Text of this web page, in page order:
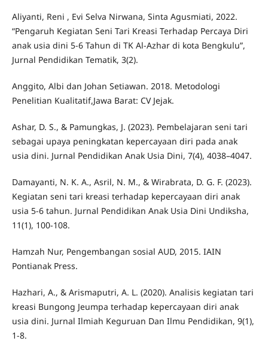
Aliyanti, Reni , Evi Selva Nirwana, Sinta Agusmiati, 2022.
“Pengaruh Kegiatan Seni Tari Kreasi Terhadap Percaya Diri
anak usia dini 5-6 Tahun di TK Al-Azhar di kota Bengkulu”,
Jurnal Pendidikan Tematik, 3(2).
Anggito, Albi dan Johan Setiawan. 2018. Metodologi
Penelitian Kualitatif,Jawa Barat: CV Jejak.
Ashar, D. S., & Pamungkas, J. (2023). Pembelajaran seni tari
sebagai upaya peningkatan kepercayaan diri pada anak
usia dini. Jurnal Pendidikan Anak Usia Dini, 7(4), 4038–4047.
Damayanti, N. K. A., Asril, N. M., & Wirabrata, D. G. F. (2023).
Kegiatan seni tari kreasi terhadap kepercayaan diri anak
usia 5-6 tahun. Jurnal Pendidikan Anak Usia Dini Undiksha,
11(1), 100-108.
Hamzah Nur, Pengembangan sosial AUD, 2015. IAIN
Pontianak Press.
Hazhari, A., & Arismaputri, A. L. (2020). Analisis kegiatan tari
kreasi Bungong Jeumpa terhadap kepercayaan diri anak
usia dini. Jurnal Ilmiah Keguruan Dan Ilmu Pendidikan, 9(1),
1-8.